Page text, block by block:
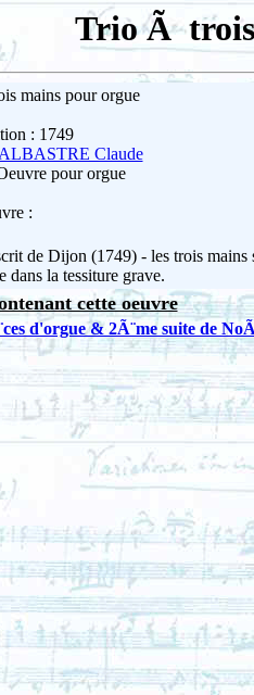
Trio Ã
mains pour orgue
: 1749
Claude
pour orgue
:
de Dijon (1749) - les trois
la tessiture grave.
cette oeuvre
d'orgue & 2Ã¨me suite de